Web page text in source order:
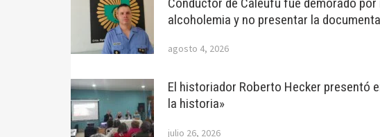
Conductor de Caleufú fue demorado
alcoholemia y no presentar la
agosto 4, 2026
El historiador Roberto Hecker presentó
la historia»
julio 26, 2026